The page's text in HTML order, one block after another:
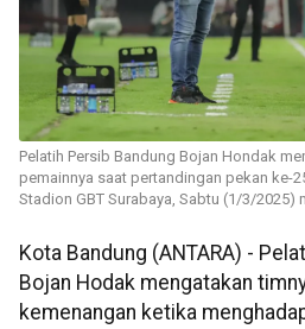
Pelatih Persib Bandung Bojan Hondak
pemainnya saat pertandingan pekan ke-
Stadion GBT Surabaya, Sabtu (1/3/2025)
Kota Bandung (ANTARA) -
Bojan Hodak mengatakan
kemenangan ketika